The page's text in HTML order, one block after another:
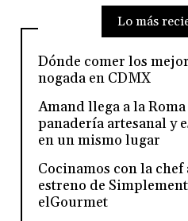
Lo más
Dónde comer los
nogada en CDMX
Amand llega a la
panadería artesanal y
en un mismo lugar
Cocinamos con la chef
estreno de
elGourmet